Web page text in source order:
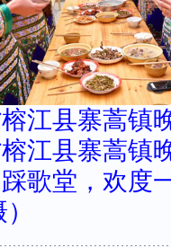
江县寨蒿镇
江县寨蒿镇
歌堂，欢度